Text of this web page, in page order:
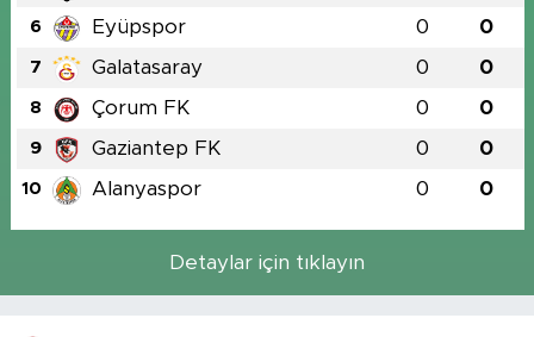
6 Eyüpspor 0 0
7 Galatasaray 0 0
8 Çorum FK 0 0
9 Gaziantep FK 0 0
10 Alanyaspor 0 0
Detaylar için tıklayın